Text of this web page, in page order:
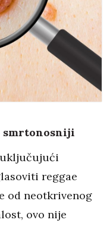
smrtonosniji
reggae
od neotkrivenog
ovo nije